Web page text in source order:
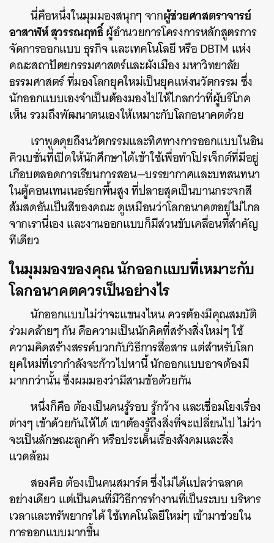
นี่คือหนึ่งในมุมมองสนุกๆ จากผู้ช่วยศาสตราจารย์
อาสาฬห์ สุวรรณฤทธิ์ผู้อำนวยการโครงการหลักสูตรการ
จัดการออกแบบ ธุรกิจ และเทคโนโลยี หรือ DBTM แห่ง
คณะสถาปัตยกรรมศาสตร์และผังเมือง มหาวิทยาลัย
ธรรมศาสตร์ ที่มองโลกยุคใหม่เป็นยุคแห่งนวัตกรรม ซึ่ง
นักออกแบบเองจำเป็นต้องมองไปให้ไกลกว่าที่ผู้บริโภค
เห็น รวมถึงพัฒนาตนเองให้เหมาะกับโลกอนาคตด้วย
เราพูดคุยถึงนวัตกรรมและทิศทางการออกแบบในอิน
คิวเบชั่นที่เปิดให้นักศึกษาได้เข้าใช้เพื่อทำโปรเจ็กต์ที่มีอยู่
เกือบตลอดการเรียนการสอน—บรรยากาศและบทสนทนา
ในตู้คอนเทนเนอร์ยกพื้นสูง ที่ปลายสุดเป็นบานกระจกสี
ส้มสดอันเป็นสีของคณะ ดูเหมือนว่าโลกอนาคตอยู่ไม่ไกล
จากเรานี่เอง และงานออกแบบก็มีส่วนขับเคลื่อนที่สำคัญ
ทีเดียว
ในมุมมองของคุณ นักออกแบบที่เหมาะกับ
โลกอนาคตควรเป็นอย่างไร
นักออกแบบไม่ว่าจะแขนงไหน ควรต้องมีคุณสมบัติ
ร่วมคล้ายๆ กัน คือความเป็นนักคิดที่สร้างสิ่งใหม่ๆ ใช้
ความคิดสร้างสรรค์บวกกับวิธีการสื่อสาร แต่สำหรับโลก
ยุคใหม่ที่เรากำลังจะก้าวไปหานี้ นักออกแบบอาจต้องมี
มากกว่านั้น ซึ่งผมมองว่ามีสามข้อด้วยกัน
หนึ่งก็คือ ต้องเป็นคนรู้รอบ รู้กว้าง และเชื่อมโยงเรื่อง
ต่างๆ เข้าด้วยกันให้ได้ เขาต้องรู้ถึงสิ่งที่จะเปลี่ยนไป ไม่ว่า
จะเป็นลักษณะลูกค้า หรือประเด็นเรื่องสังคมและสิ่ง
แวดล้อม
สองคือ ต้องเป็นคนสมาร์ต ซึ่งไม่ได้แปลว่าฉลาด
อย่างเดียว แต่เป็นคนที่มีวิธีการทำงานที่เป็นระบบ บริหาร
เวลาและทรัพยากรได้ ใช้เทคโนโลยีใหม่ๆ เข้ามาช่วยใน
การออกแบบมากขึ้น